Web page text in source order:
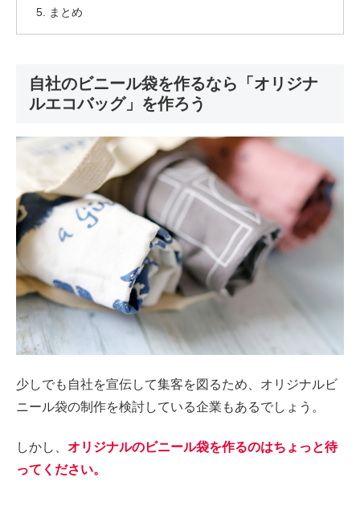
まとめ
自社のビニール袋を作るなら「オリジナ
ルエコバッグ」を作ろう
少しでも自社を宣伝して集客を図るため、オリジナルビ
ニール袋の制作を検討している企業もあるでしょう。
しかし、 オリジナルのビニール袋を作るのはちょっと待
ってください。